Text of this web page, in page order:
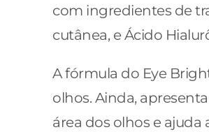
com ingredientes de
cutânea, e Ácido
A fórmula do Eye
olhos. Ainda,
área dos olhos e ajuda